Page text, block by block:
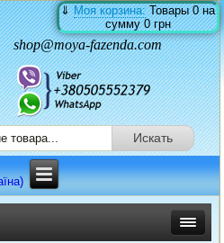
⇓Моя корзина:Товары0на
сумму0 грн
shop@moya-fazenda.com